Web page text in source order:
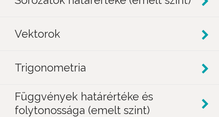
Vektorok
Trigonometria
Függvények határértéke és
folytonossága (emelt szint)